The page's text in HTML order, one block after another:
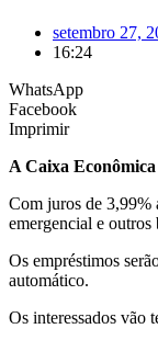
setembro 27,
16:24
WhatsApp
Facebook
Imprimir
A Caixa
Com juros de 3,99%
emergencial e outros
Os empréstimos
automático.
Os interessados vão